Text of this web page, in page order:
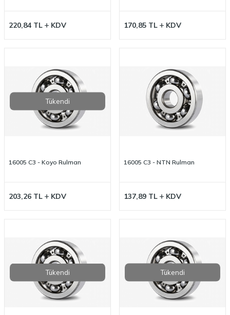
220,84 TL KDV 170,85 TL KDV
Tükendi
16005 C3 - Koyo Rulman
203,26 TL KDV
16005 C3 - NTN Rulman
137,89 TL KDV
Tükendi Tükendi